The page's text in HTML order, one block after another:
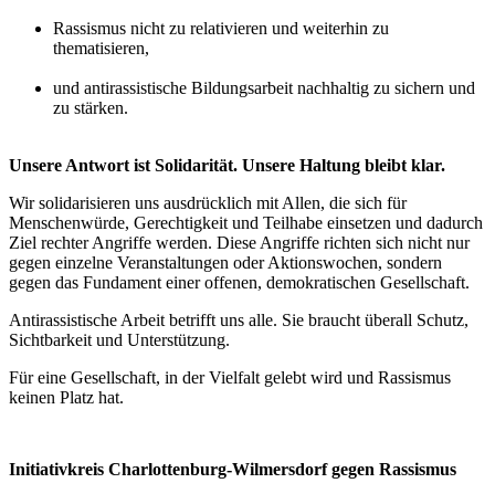
Rassismus nicht zu relativieren und weiterhin zu
thematisieren,
und antirassistische Bildungsarbeit nachhaltig zu sichern und
zu stärken.
Unsere Antwort ist Solidarität. Unsere Haltung bleibt klar.
Wir solidarisieren uns ausdrücklich mit Allen, die sich für
Menschenwürde, Gerechtigkeit und Teilhabe einsetzen und dadurch
Ziel rechter Angriffe werden. Diese Angriffe richten sich nicht nur
gegen einzelne Veranstaltungen oder Aktionswochen, sondern
gegen das Fundament einer offenen, demokratischen Gesellschaft.
Antirassistische Arbeit betrifft uns alle. Sie braucht überall Schutz,
Sichtbarkeit und Unterstützung.
Für eine Gesellschaft, in der Vielfalt gelebt wird und Rassismus
keinen Platz hat.
Initiativkreis Charlottenburg-Wilmersdorf gegen Rassismus